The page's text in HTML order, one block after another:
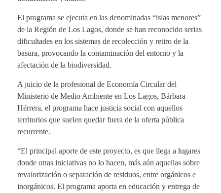
El programa se ejecuta en las denominadas “islas menores”
de la Región de Los Lagos, donde se han reconocido serias
dificultades en los sistemas de recolección y retiro de la
basura, provocando la contaminación del entorno y la
afectación de la biodiversidad.
A juicio de la profesional de Economía Circular del
Ministerio de Medio Ambiente en Los Lagos, Bárbara
Hérrera, el programa hace justicia social con aquellos
territorios que suelen quedar fuera de la oferta pública
recurrente.
“El principal aporte de este proyecto, es que llega a lugares
donde otras iniciativas no lo hacen, más aún aquellas sobre
revalorización o separación de residuos, entre orgánicos e
inorgánicos. El programa aporta en educación y entrega de